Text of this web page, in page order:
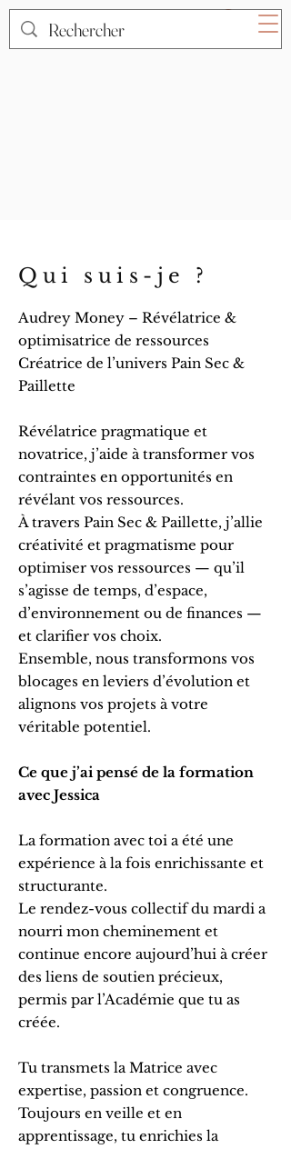
Qui suis-je ?
Audrey Money – Révélatrice &
optimisatrice de ressources
Créatrice de l’univers Pain Sec &
Paillette
Révélatrice pragmatique et
novatrice, j’aide à transformer vos
contraintes en opportunités en
révélant vos ressources.
À travers Pain Sec & Paillette, j’allie
créativité et pragmatisme pour
optimiser vos ressources — qu’il
s’agisse de temps, d’espace,
d’environnement ou de finances —
et clarifier vos choix.
Ensemble, nous transformons vos
blocages en leviers d’évolution et
alignons vos projets à votre
véritable potentiel.
Ce que j’ai pensé de la formation
avec Jessica
La formation avec toi a été une
expérience à la fois enrichissante et
structurante.
Le rendez-vous collectif du mardi a
nourri mon cheminement et
continue encore aujourd’hui à créer
des liens de soutien précieux,
permis par l’Académie que tu as
créée.
Tu transmets la Matrice avec
expertise, passion et congruence.
Toujours en veille et en
apprentissage, tu enrichies la